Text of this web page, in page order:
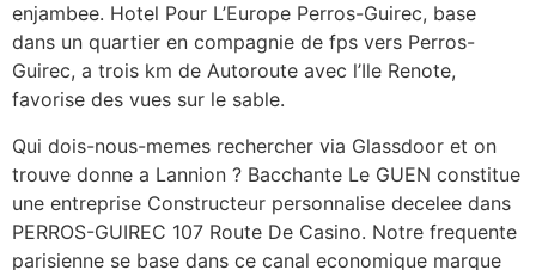
enjambee. Hotel Pour L’Europe Perros-Guirec, base
dans un quartier en compagnie de fps vers Perros-
Guirec, a trois km de Autoroute avec l’Ile Renote,
favorise des vues sur le sable.
Qui dois-nous-memes rechercher via Glassdoor et on
trouve donne a Lannion ? Bacchante Le GUEN constitue
une entreprise Constructeur personnalise decelee dans
PERROS-GUIREC 107 Route De Casino. Notre frequente
parisienne se base dans ce canal economique marque